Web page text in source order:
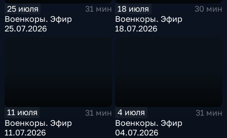
25 июля
31 мин
Военкоры. Эфир
25.07.2026
18 июля
30 мин
Военкоры. Эфир
18.07.2026
11 июля
31 мин
Военкоры. Эфир
11.07.2026
4 июля
31 мин
Военкоры. Эфир
04.07.2026